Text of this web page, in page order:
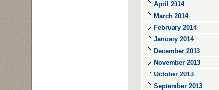
April 2014
March 2014
February 2014
January 2014
December 2013
November 2013
October 2013
September 2013